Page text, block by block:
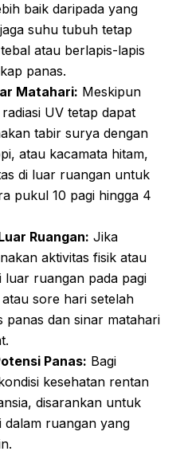
baik daripada yang
suhu tubuh tetap
atau berlapis-lapis
panas.
Matahari: Meskipun
UV tetap dapat
tabir surya dengan
atau kacamata hitam,
di luar ruangan untuk
pukul 10 pagi hingga 4
Ruangan: Jika
aktivitas fisik atau
luar ruangan pada pagi
sore hari setelah
panas dan sinar matahari
Panas: Bagi
kesehatan rentan
disarankan untuk
dalam ruangan yang